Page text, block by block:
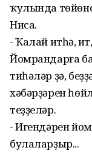
ҡулында
Ниса.
- Ҡалай итһәң,
Йомрандарға
тиһәләр ҙә,
хәбәрҙәрен
теҙҙеләр.
- Игендәрен
булаларҙыр...